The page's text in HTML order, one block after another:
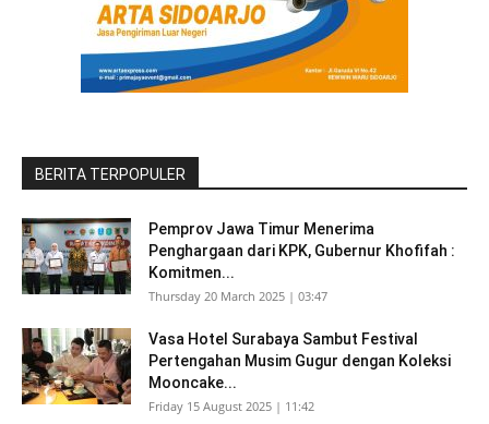
BERITA TERPOPULER
Pemprov Jawa Timur Menerima
Penghargaan dari KPK, Gubernur Khofifah :
Komitmen...
Thursday 20 March 2025 | 03:47
Vasa Hotel Surabaya Sambut Festival
Pertengahan Musim Gugur dengan Koleksi
Mooncake...
Friday 15 August 2025 | 11:42